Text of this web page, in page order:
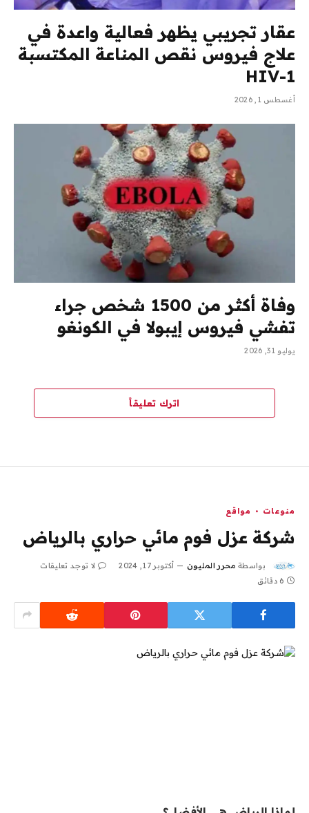
عقار تجريبي يظهر فعالية واعدة في
علاج فيروس نقص المناعة المكتسبة
HIV-1
أغسطس 1, 2026
وفاة أكثر من 1500 شخص جراء
تفشي فيروس إيبولا في الكونغو
يوليو 31, 2026
اترك تعليقاً
منوعات مواقع
شركة عزل فوم مائي حراري بالرياض
بواسطة محرر المليون أكتوبر 17, 2024
لا توجد تعليقات
6 دقائق